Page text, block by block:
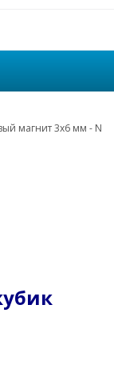
магнит 3х6 мм - N